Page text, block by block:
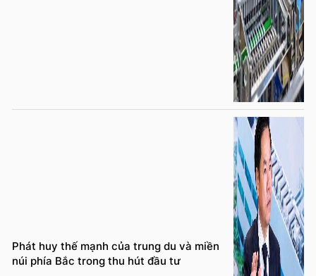
Phát huy thế mạnh của trung du và miền
núi phía Bắc trong thu hút đầu tư